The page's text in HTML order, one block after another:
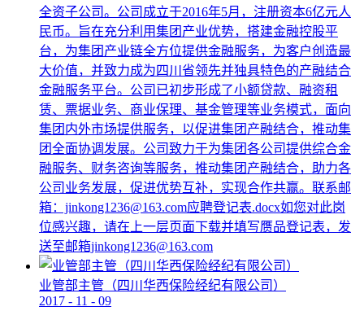
全资子公司。公司成立于2016年5月，注册资本6亿元人
民币。旨在充分利用集团产业优势，搭建金融控股平
台，为集团产业链全方位提供金融服务，为客户创造最
大价值，并致力成为四川省领先并独具特色的产融结合
金融服务平台。公司已初步形成了小额贷款、融资租
赁、票据业务、商业保理、基金管理等业务模式，面向
集团内外市场提供服务，以促进集团产融结合，推动集
团全面协调发展。公司致力于为集团各公司提供综合金
融服务、财务咨询等服务，推动集团产融结合，助力各
公司业务发展，促进优势互补，实现合作共赢。联系邮
箱：jinkong1236@163.com应聘登记表.docx如您对此岗
位感兴趣，请在上一层页面下载并填写赝品登记表，发
送至邮箱jinkong1236@163.com
业管部主管（四川华西保险经纪有限公司）
2017 - 11 - 09